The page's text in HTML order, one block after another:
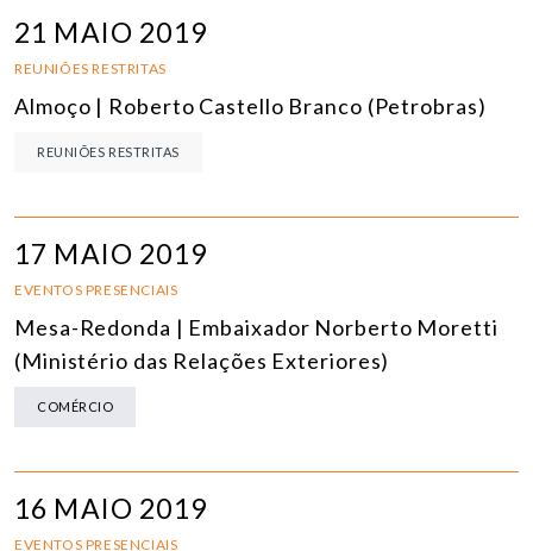
21 MAIO 2019
REUNIÕES RESTRITAS
Almoço | Roberto Castello Branco (Petrobras)
REUNIÕES RESTRITAS
17 MAIO 2019
EVENTOS PRESENCIAIS
Mesa-Redonda | Embaixador Norberto Moretti
(Ministério das Relações Exteriores)
COMÉRCIO
16 MAIO 2019
EVENTOS PRESENCIAIS